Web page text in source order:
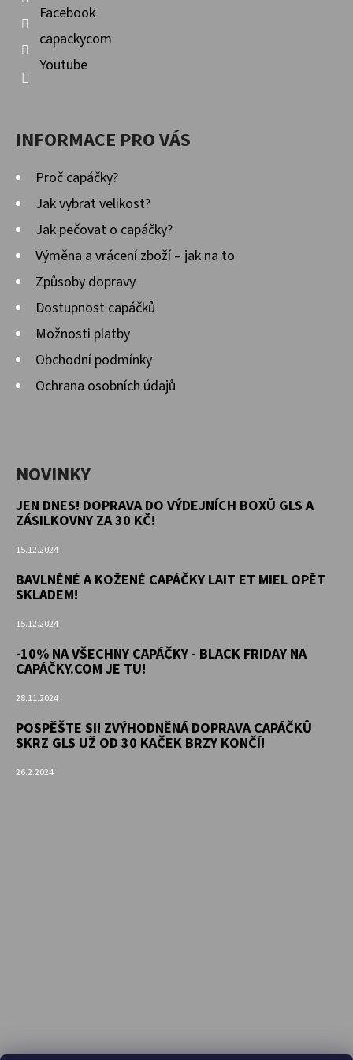
Facebook
capackycom
Youtube
INFORMACE PRO VÁS
Proč capáčky?
Jak vybrat velikost?
Jak pečovat o capáčky?
Výměna a vrácení zboží – jak na to
Způsoby dopravy
Dostupnost capáčků
Možnosti platby
Obchodní podmínky
Ochrana osobních údajů
NOVINKY
JEN DNES! DOPRAVA DO VÝDEJNÍCH BOXŮ GLS A
ZÁSILKOVNY ZA 30 KČ!
15.12.2024
BAVLNĚNÉ A KOŽENÉ CAPÁČKY LAIT ET MIEL OPĚT
SKLADEM!
15.12.2024
-10% NA VŠECHNY CAPÁČKY - BLACK FRIDAY NA
CAPÁČKY.COM JE TU!
28.11.2024
POSPĚŠTE SI! ZVÝHODNĚNÁ DOPRAVA CAPÁČKŮ
SKRZ GLS UŽ OD 30 KAČEK BRZY KONČÍ!
26.2.2024